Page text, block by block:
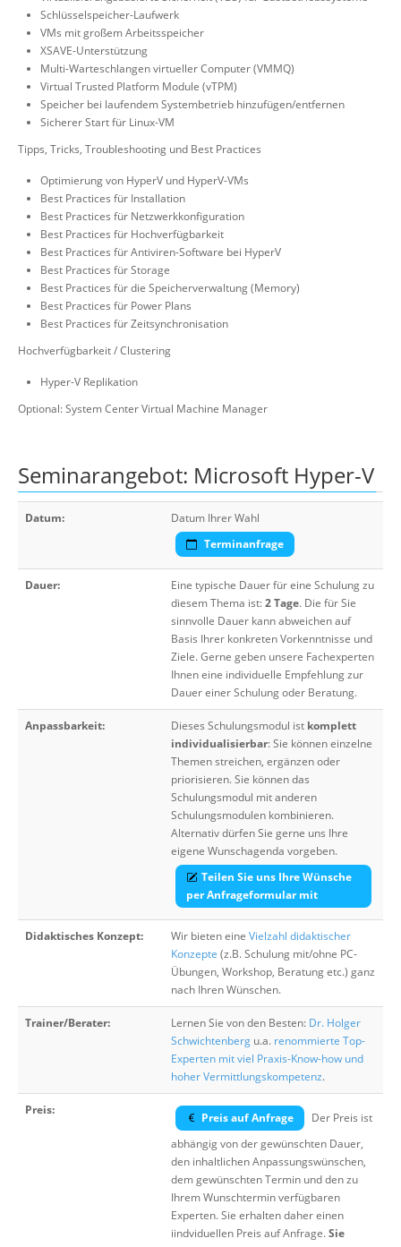
Schlüsselspeicher-Laufwerk
VMs mit großem Arbeitsspeicher
XSAVE-Unterstützung
Multi-Warteschlangen virtueller Computer (VMMQ)
Virtual Trusted Platform Module (vTPM)
Speicher bei laufendem Systembetrieb hinzufügen/entfernen
Sicherer Start für Linux-VM
Tipps, Tricks, Troubleshooting und Best Practices
Optimierung von HyperV und HyperV-VMs
Best Practices für Installation
Best Practices für Netzwerkkonfiguration
Best Practices für Hochverfügbarkeit
Best Practices für Antiviren-Software bei HyperV
Best Practices für Storage
Best Practices für die Speicherverwaltung (Memory)
Best Practices für Power Plans
Best Practices für Zeitsynchronisation
Hochverfügbarkeit / Clustering
Hyper-V Replikation
Optional: System Center Virtual Machine Manager
Seminarangebot: Microsoft Hyper-V
Datum:
Datum Ihrer Wahl
Terminanfrage
Dauer:
Eine typische Dauer für eine Schulung zu
diesem Thema ist:2 Tage. Die für Sie
sinnvolle Dauer kann abweichen auf
Basis Ihrer konkreten Vorkenntnisse und
Ziele. Gerne geben unsere Fachexperten
Ihnen eine individuelle Empfehlung zur
Dauer einer Schulung oder Beratung.
Anpassbarkeit: Dieses Schulungsmodul ist komplett
individualisierbar: Sie können einzelne
Themen streichen, ergänzen oder
priorisieren. Sie können das
Schulungsmodul mit anderen
Schulungsmodulen kombinieren.
Alternativ dürfen Sie gerne uns Ihre
eigene Wunschagenda vorgeben.
Teilen Sie uns Ihre Wünsche
per Anfrageformular mit
Didaktisches Konzept: Wir bieten eine Vielzahl didaktischer
Konzepte (z.B. Schulung mit/ohne PC-
Übungen, Workshop, Beratung etc.) ganz
nach Ihren Wünschen.
Trainer/Berater: Lernen Sie von den Besten: Dr. Holger
Schwichtenberg u.a. renommierte Top-
Experten mit viel Praxis-Know-how und
hoher Vermittlungskompetenz.
Preis:
Preis auf Anfrage
Der Preis ist
abhängig von der gewünschten Dauer,
den inhaltlichen Anpassungswünschen,
dem gewünschten Termin und den zu
Ihrem Wunschtermin verfügbaren
Experten. Sie erhalten daher einen
iindviduellen Preis auf Anfrage.Sie